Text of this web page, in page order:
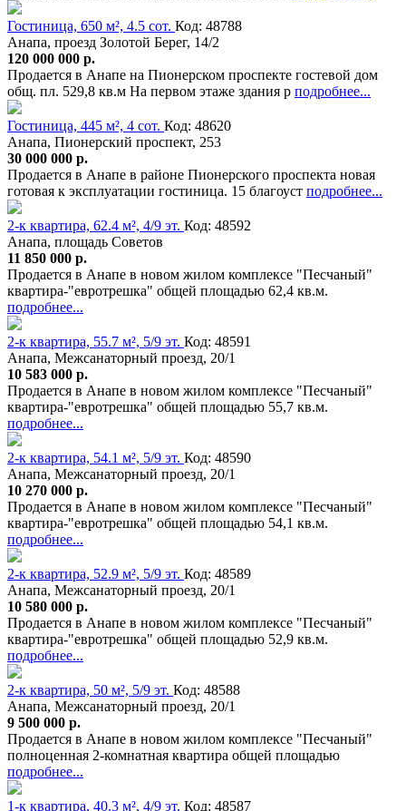
Гостиница, 650 м², 4.5 сот. Код: 48788
Анапа, проезд Золотой Берег, 14/2
120 000 000 р.
Продается в Анапе на Пионерском проспекте гостевой дом
общ. пл. 529,8 кв.м На первом этаже здания р подробнее...
Гостиница, 445 м², 4 сот. Код: 48620
Анапа, Пионерский проспект, 253
30 000 000 р.
Продается в Анапе в районе Пионерского проспекта новая
готовая к эксплуатации гостиница. 15 благоуст подробнее...
2-к квартира, 62.4 м², 4/9 эт. Код: 48592
Анапа, площадь Советов
11 850 000 р.
Продается в Анапе в новом жилом комплексе "Песчаный"
квартира-"евротрешка" общей площадью 62,4 кв.м.
подробнее...
2-к квартира, 55.7 м², 5/9 эт. Код: 48591
Анапа, Межсанаторный проезд, 20/1
10 583 000 р.
Продается в Анапе в новом жилом комплексе "Песчаный"
квартира-"евротрешка" общей площадью 55,7 кв.м.
подробнее...
2-к квартира, 54.1 м², 5/9 эт. Код: 48590
Анапа, Межсанаторный проезд, 20/1
10 270 000 р.
Продается в Анапе в новом жилом комплексе "Песчаный"
квартира-"евротрешка" общей площадью 54,1 кв.м.
подробнее...
2-к квартира, 52.9 м², 5/9 эт. Код: 48589
Анапа, Межсанаторный проезд, 20/1
10 580 000 р.
Продается в Анапе в новом жилом комплексе "Песчаный"
квартира-"евротрешка" общей площадью 52,9 кв.м.
подробнее...
2-к квартира, 50 м², 5/9 эт. Код: 48588
Анапа, Межсанаторный проезд, 20/1
9 500 000 р.
Продается в Анапе в новом жилом комплексе "Песчаный"
полноценная 2-комнатная квартира общей площадью
подробнее...
1-к квартира, 40.3 м², 4/9 эт. Код: 48587